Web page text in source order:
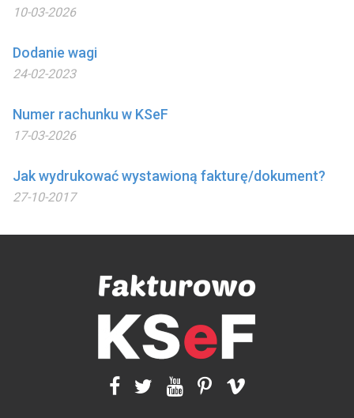
10-03-2026
Dodanie wagi
24-02-2023
Numer rachunku w KSeF
17-03-2026
Jak wydrukować wystawioną fakturę/dokument?
27-10-2017